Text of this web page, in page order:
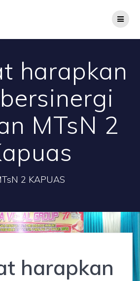
harapkan
MTsN 2
2 KAPUAS
harapkan